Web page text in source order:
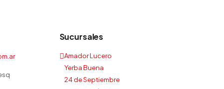
Sucursales
Amador Lucero
Yerba Buena
24 de Septiembre